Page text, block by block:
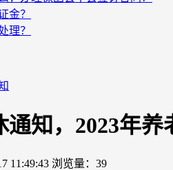
金？
理？
通知，2023年
11:49:43 浏览量：39